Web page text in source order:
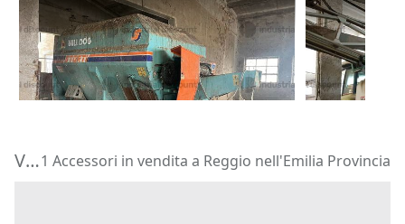
12#8786 Carro miscelatore Bulldog
Quingentole (Mantova)
356 €
4#10161
Rodigo
17.100 €
Vendita Accessori in Provincia di Reggio nell'Emilia1 Accessori in vendita a Reggio nell'Emilia Provincia